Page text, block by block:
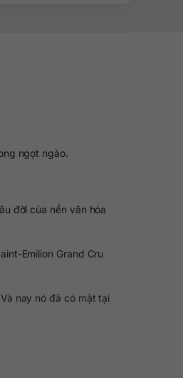
ngọt ngào.
đời của nền văn hóa
Emilion Grand Cru
nay nó đã có mặt tại